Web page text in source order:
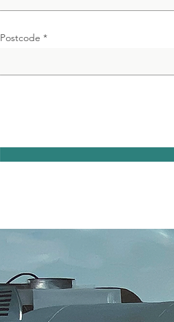
Postcode